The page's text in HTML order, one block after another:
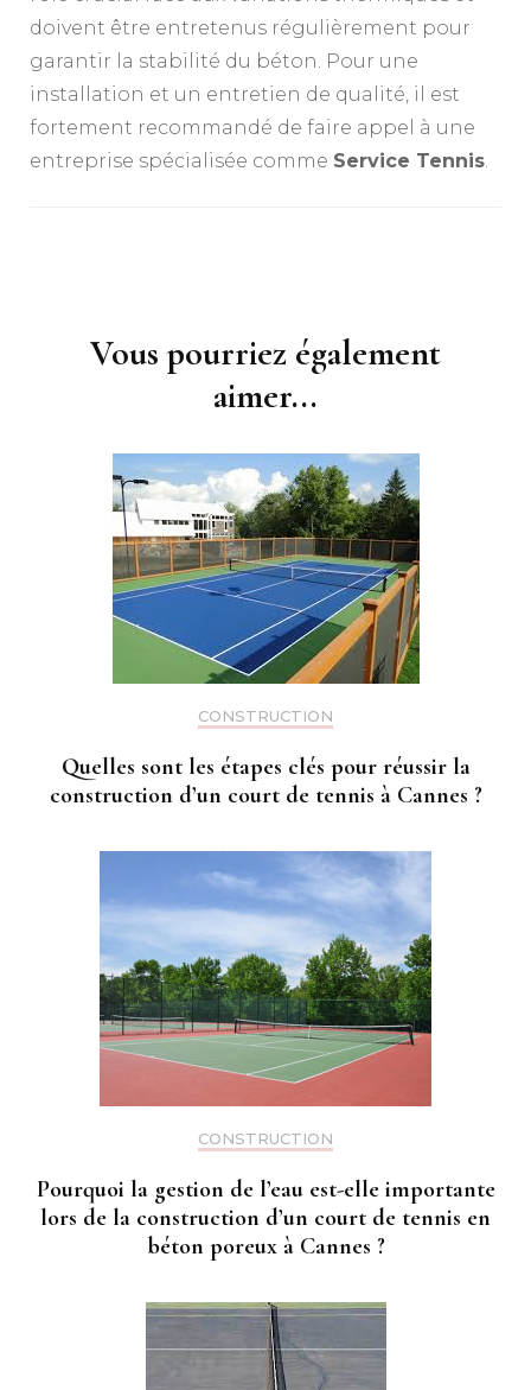
doivent être entretenus régulièrement pour
garantir la stabilité du béton. Pour une
installation et un entretien de qualité, il est
fortement recommandé de faire appel à une
entreprise spécialisée comme Service Tennis
Vous pourriez également
aimer...
CONSTRUCTION
Quelles sont les étapes clés pour réussir la
construction d’un court de tennis à Cannes ?
CONSTRUCTION
Pourquoi la gestion de l’eau est-elle importante
lors de la construction d’un court de tennis en
béton poreux à Cannes ?